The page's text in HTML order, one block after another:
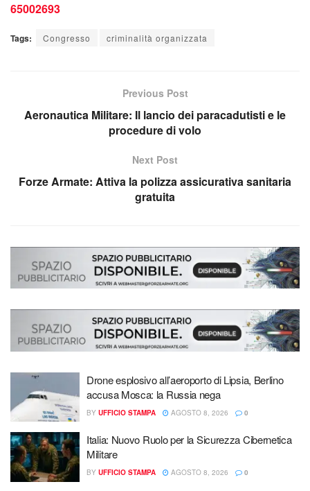
65002693
Tags: Congresso criminalità organizzata
Previous Post
Aeronautica Militare: Il lancio dei paracadutisti e le
procedure di volo
Next Post
Forze Armate: Attiva la polizza assicurativa sanitaria
gratuita
Drone esplosivo all’aeroporto di Lipsia, Berlino
accusa Mosca: la Russia nega
BY UFFICIO STAMPA AGOSTO 8, 2026 0
Italia: Nuovo Ruolo per la Sicurezza Cibernetica
Militare
BY UFFICIO STAMPA AGOSTO 8, 2026 0